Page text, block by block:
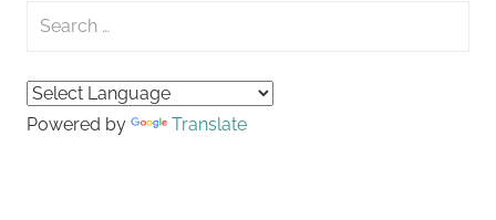
Search
Powered by Translate